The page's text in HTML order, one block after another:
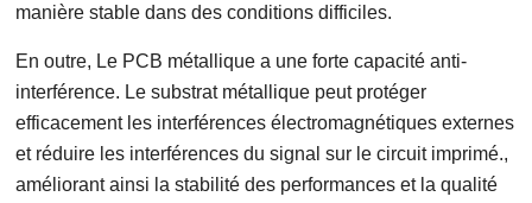
manière stable dans des conditions difficiles.
En outre, Le PCB métallique a une forte capacité anti-
interférence. Le substrat métallique peut protéger
efficacement les interférences électromagnétiques externes
et réduire les interférences du signal sur le circuit imprimé.,
améliorant ainsi la stabilité des performances et la qualité